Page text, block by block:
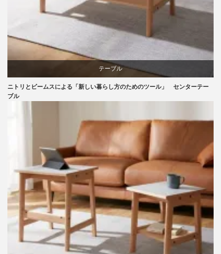
テーブル
ビーチ
ライフスタイル
家具
ニトリとビームスによる「新しい暮らし方のためのツール」 センターテー
ブル